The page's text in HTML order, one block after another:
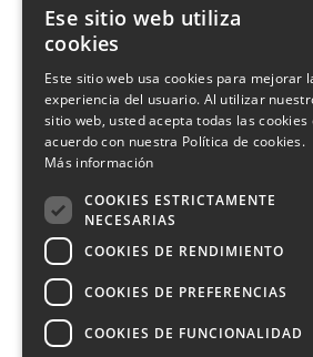
CHIMIVER PANSERI
Via Bergamo, 1401 – 24030
Tel. +39 035 795031– Fax
Condiciones generales
Codigo etico
Ese sitio web utiliza
cookies
Este sitio web usa cookies para mejorar
experiencia del usuario. Al utilizar
sitio web, usted acepta todas las cookies
acuerdo con nuestra Política de cookies.
Más información
COOKIES ESTRICTAMENTE
NECESARIAS
COOKIES DE RENDIMIENTO
COOKIES DE PREFERENCIAS
COOKIES DE FUNCIONALIDAD